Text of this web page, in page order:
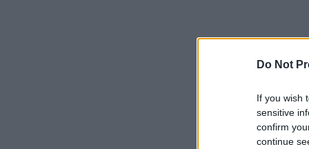
Do Not
If you wish
sensitive
confirm
continue